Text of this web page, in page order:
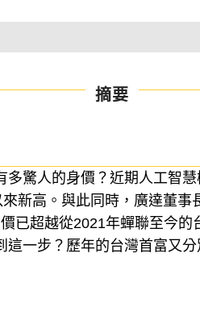
摘要
驚人的身價？近期人工智
新高。與此同時，廣達董
已超越從2021年蟬聯至今
一步？歷年的台灣首富又